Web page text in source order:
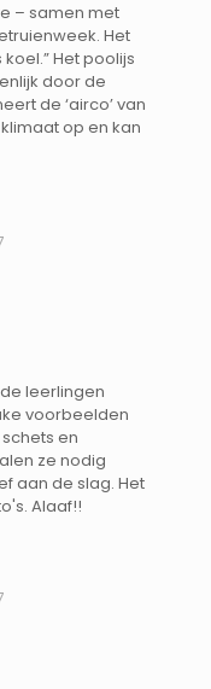
– samen met
Het
Het poolijs
door de
de ‘airco’ van
op en kan
leerlingen
voorbeelden
en
ze nodig
aan de slag. Het
Alaaf!!